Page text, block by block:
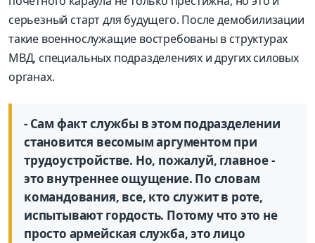
серьезный старт для будущего. После демобилизации
такие военнослужащие востребованы в структурах
МВД, специальных подразделениях и других силовых
органах.
- Сам факт службы в этом подразделении
становится весомым аргументом при
трудоустройстве. Но, пожалуй, главное -
это внутреннее ощущение. По словам
командования, все, кто служит в роте,
испытывают гордость. Потому что это не
просто армейская служба, это лицо